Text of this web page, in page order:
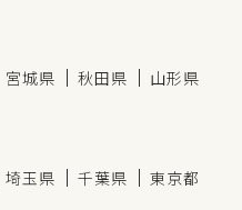
宮城県 秋田県
山形県
埼玉県 千葉県
東京都